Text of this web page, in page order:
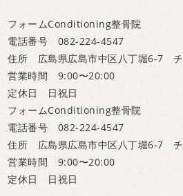
フォームConditioning整骨院
電話番号 082-224-4547
住所 広島県広島市中区八丁堀6-7 チ
営業時間 9:00〜20:00
定休日 日祝日
フォームConditioning整骨院
電話番号 082-224-4547
住所 広島県広島市中区八丁堀6-7 チ
営業時間 9:00〜20:00
定休日 日祝日